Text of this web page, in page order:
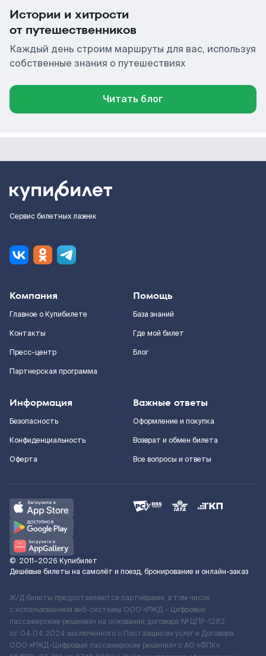
Истории и хитрости
от путешественников
Каждый день строим маршруты для вас, используя
собственные знания о путешествиях
Читать блог
Сервис билетных лазеек
Компания
Главное о Купибилете
Контакты
Пресс-центр
Партнерская программа
Помощь
База знаний
Где мой билет
Блог
Информация
Безопасность
Конфиденциальность
Оферта
Важные ответы
Оформление и покупка
Возврат и обмен билета
Все вопросы и ответы
© 2011–2026 Купибилет
Дешёвые билеты на самолёт и поезд, бронирование и онлайн-заказ
Ж/Д билеты предоставляются партнёрами, в том числе
с использованием веб-системы ООО «РЖД – Цифровые
пассажирские решения» на основании договора № ЦПР-1282
от 04.04.2024 заключенного с Поставщиком услуг и Договора
ООО «РЖД-Цифровые пассажирские решения» c АО «ФПК»